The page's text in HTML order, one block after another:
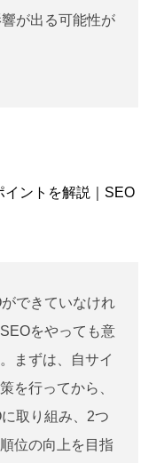
が出る可能性が
イントを解説｜SEO
できていなけれ
をやっても意
まずは、自サイ
を行ってから、
取り組み、2つ
位の向上を目指